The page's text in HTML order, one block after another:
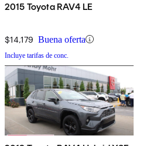
2015 Toyota RAV4 LE
$14,179 Buena oferta
Incluye tarifas de conc.